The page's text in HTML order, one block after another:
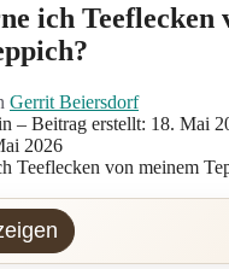
ich Teeflecken
Gerrit Beiersdorf
– Beitrag erstellt: 18. Mai
2026